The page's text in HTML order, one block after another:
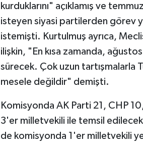
kurduklarını" açıklamış ve
isteyen siyasi partilerden görev
istemişti. Kurtulmuş ayrıca,
ilişkin, "En kısa zamanda, ağustos
sürecek. Çok uzun tartışmalarla
mesele değildir" demişti.
Komisyonda AK Parti 21, CHP
3'er milletvekili ile temsil
de komisyonda 1'er milletvekili